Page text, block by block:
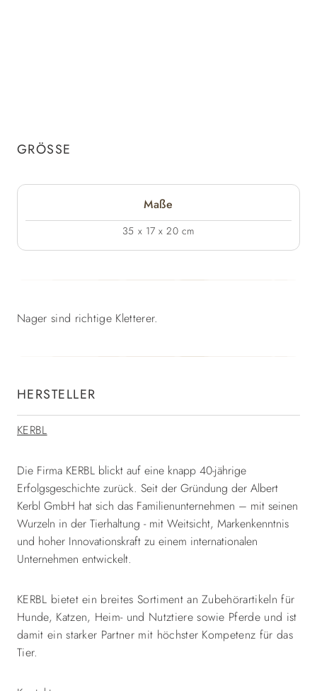
GRÖSSE
Maße
35 x 17 x 20 cm
Nager sind richtige Kletterer.
HERSTELLER
KERBL
Die Firma KERBL blickt auf eine knapp 40-jährige
Erfolgsgeschichte zurück. Seit der Gründung der Albert
Kerbl GmbH hat sich das Familienunternehmen – mit seinen
Wurzeln in der Tierhaltung - mit Weitsicht, Markenkenntnis
und hoher Innovationskraft zu einem internationalen
Unternehmen entwickelt.
KERBL bietet ein breites Sortiment an Zubehörartikeln für
Hunde, Katzen, Heim- und Nutztiere sowie Pferde und ist
damit ein starker Partner mit höchster Kompetenz für das
Tier.